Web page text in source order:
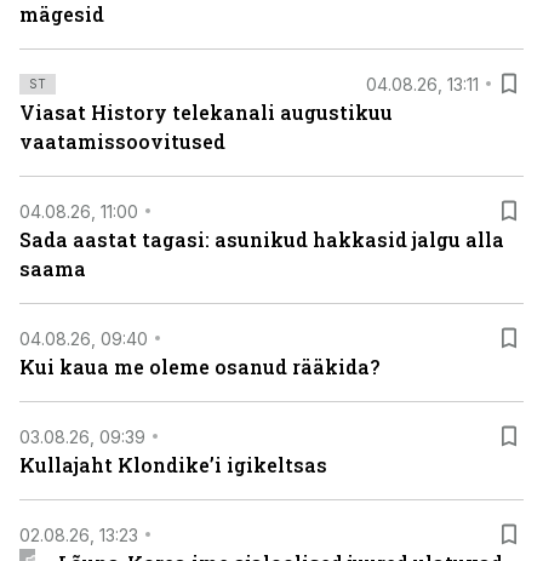
mägesid
ST 04.08.26, 13:11
Viasat History telekanali augustikuu
vaatamissoovitused
04.08.26, 11:00
Sada aastat tagasi: asunikud hakkasid jalgu alla
saama
04.08.26, 09:40
Kui kaua me oleme osanud rääkida?
03.08.26, 09:39
Kullajaht Klondike’i igikeltsas
02.08.26, 13:23